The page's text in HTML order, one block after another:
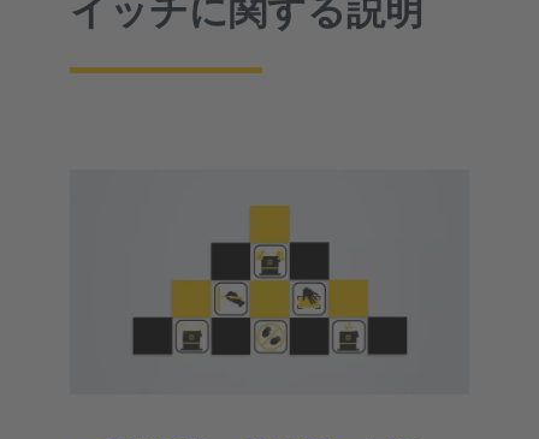
イッチに関する説明